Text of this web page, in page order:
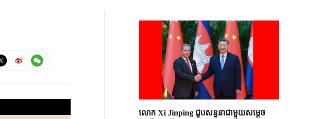
លោក Xi Jinping ជួបសន្ទនាជាមួយសម្តេច